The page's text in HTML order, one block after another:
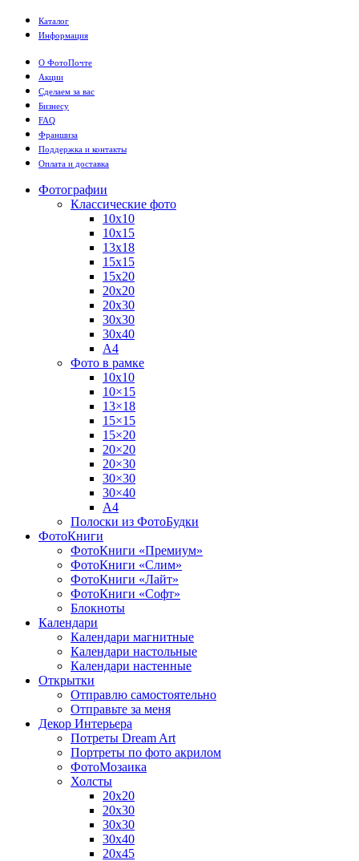
Каталог
Информация
О ФотоПочте
Акции
Сделаем за вас
Бизнесу
FAQ
Франшиза
Поддержка и контакты
Оплата и доставка
Фотографии
Классические фото
10х10
10х15
13х18
15х15
15х20
20х20
20х30
30х30
30х40
А4
Фото в рамке
10х10
10×15
13×18
15×15
15×20
20×20
20×30
30×30
30×40
A4
Полоски из ФотоБудки
ФотоКниги
ФотоКниги «Премиум»
ФотоКниги «Слим»
ФотоКниги «Лайт»
ФотоКниги «Софт»
Блокноты
Календари
Календари магнитные
Календари настольные
Календари настенные
Открытки
Отправлю самостоятельно
Отправьте за меня
Декор Интерьера
Потреты Dream Art
Портреты по фото акрилом
ФотоМозаика
Холсты
20х20
20х30
30х30
30х40
20х45